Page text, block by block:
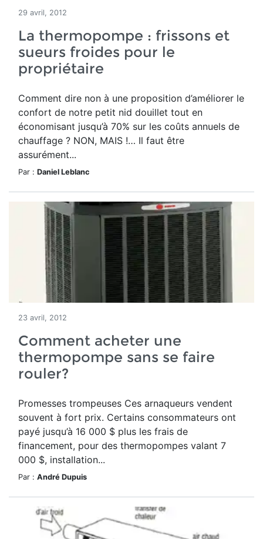
29 avril, 2012
La thermopompe : frissons et
sueurs froides pour le
propriétaire
Comment dire non à une proposition d’améliorer le
confort de notre petit nid douillet tout en
économisant jusqu’à 70% sur les coûts annuels de
chauffage ? NON, MAIS !… Il faut être
assurément...
Par : Daniel Leblanc
23 avril, 2012
Comment acheter une
thermopompe sans se faire
rouler?
Promesses trompeuses Ces arnaqueurs vendent
souvent à fort prix. Certains consommateurs ont
payé jusqu’à 16 000 $ plus les frais de
financement, pour des thermopompes valant 7
000 $, installation...
Par : André Dupuis